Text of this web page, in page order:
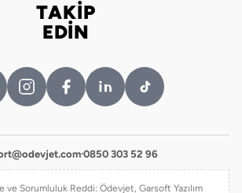
TAKİP
EDİN
·0850 303 52 96
ve Sorumluluk Reddi: Ödevjet, Garsoft Yazılım